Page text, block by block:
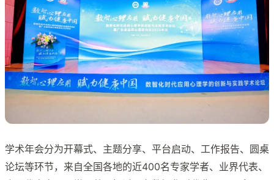
学术年会分为开幕式、主题分享、平台启动、工作报告、圆桌
论坛等环节，来自全国各地的近400名专家学者、业界代表、